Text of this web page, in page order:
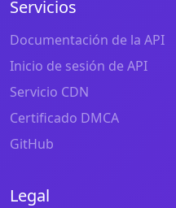
Servicios
Documentación de la API
Inicio de sesión de API
Servicio CDN
Certificado DMCA
GitHub
Legal